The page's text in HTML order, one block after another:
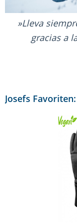
Lleva
gracias a
Josefs Favoriten: